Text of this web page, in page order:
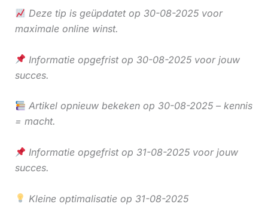
Deze tip is geüpdatet op 30-08-2025 voor
maximale online winst.
Informatie opgefrist op 30-08-2025 voor jouw
succes.
Artikel opnieuw bekeken op 30-08-2025 – kennis
= macht.
Informatie opgefrist op 31-08-2025 voor jouw
succes.
Kleine optimalisatie op 31-08-2025